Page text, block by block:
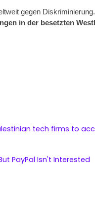
gegen Diskriminierung.
in der besetzten
tech firms to
PayPal Isn't Interested